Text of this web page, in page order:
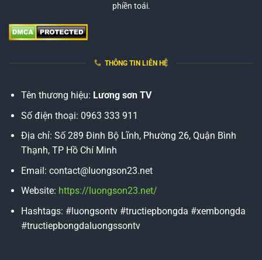
phiền toái.
THÔNG TIN LIÊN HỆ
Tên thương hiệu: Lương sơn TV
Số điện thoại: 0963 333 911
Địa chỉ: Số 289 Đinh Bộ Lĩnh, Phường 26, Quận Bình
Thạnh, TP Hồ Chí Minh
Email: contact@luongson23.net
Website: https://luongson23.net/
Hashtags: #luongsontv #tructiepbongda #xembongda
#tructiepbongdaluongssontv